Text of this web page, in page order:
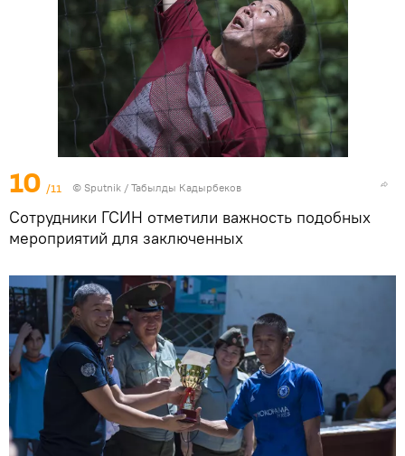
10 /11 © Sputnik / Табылды Кадырбеков
Сотрудники ГСИН отметили важность подобных
мероприятий для заключенных